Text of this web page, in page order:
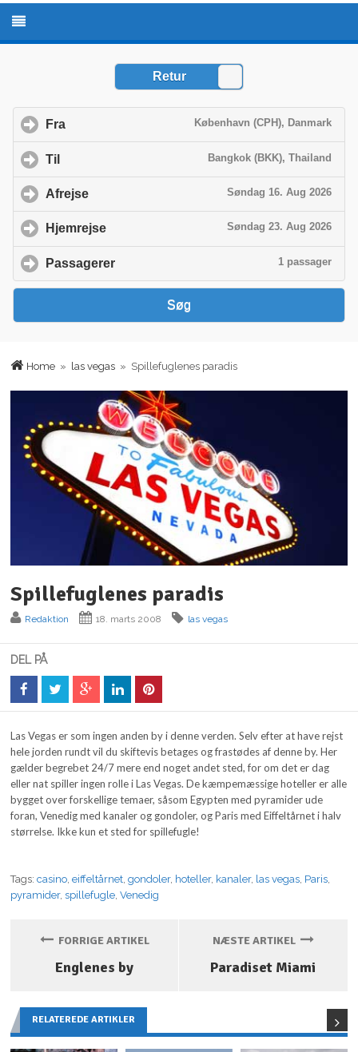
Home » las vegas » Spillefuglenes paradis
Spillefuglenes paradis
Redaktion 18. marts 2008 las vegas
DEL PÅ
Las Vegas er som ingen anden by i denne verden. Selv efter at have rejst
hele jorden rundt vil du skiftevis betages og frastødes af denne by. Her
gælder begrebet 24/7 mere end noget andet sted, for om det er dag
eller nat spiller ingen rolle i Las Vegas. De kæmpemæssige hoteller er alle
bygget over forskellige temaer, såsom Egypten med pyramider ude
foran, Venedig med kanaler og gondoler, og Paris med Eiffeltårnet i halv
størrelse. Ikke kun et sted for spillefugle!
Tags:casino,eiffeltårnet,gondoler, hoteller, kanaler, las vegas, Paris,
pyramider,spillefugle,Venedig
FORRIGE ARTIKEL
Englenes by
NÆSTE ARTIKEL
Paradiset Miami
RELATEREDE ARTIKLER